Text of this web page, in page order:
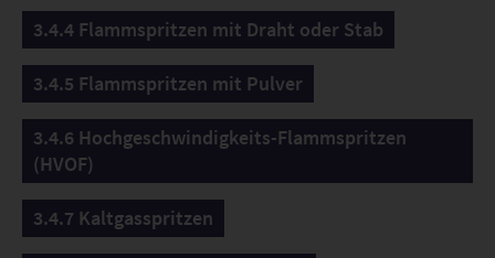
3.4.4 Flammspritzen mit Draht oder Stab
3.4.5 Flammspritzen mit Pulver
3.4.6 Hochgeschwindigkeits-Flammspritzen
(HVOF)
3.4.7 Kaltgasspritzen